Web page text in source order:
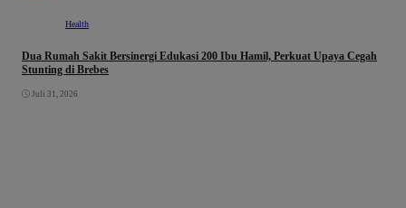
Health
Dua Rumah Sakit Bersinergi Edukasi 200 Ibu Hamil, Perkuat Upaya Cegah
Stunting di Brebes
Juli 31, 2026